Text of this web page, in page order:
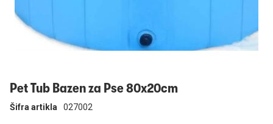
Pet Tub Bazen za Pse 80x20cm
Šifra artikla 027002